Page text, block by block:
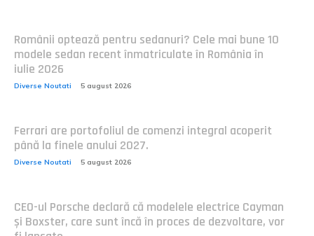
Românii optează pentru sedanuri? Cele mai bune 10
modele sedan recent înmatriculate în România în
iulie 2026
Diverse Noutati 5 august 2026
Ferrari are portofoliul de comenzi integral acoperit
până la finele anului 2027.
Diverse Noutati 5 august 2026
CEO-ul Porsche declară că modelele electrice Cayman
și Boxster, care sunt încă în proces de dezvoltare, vor